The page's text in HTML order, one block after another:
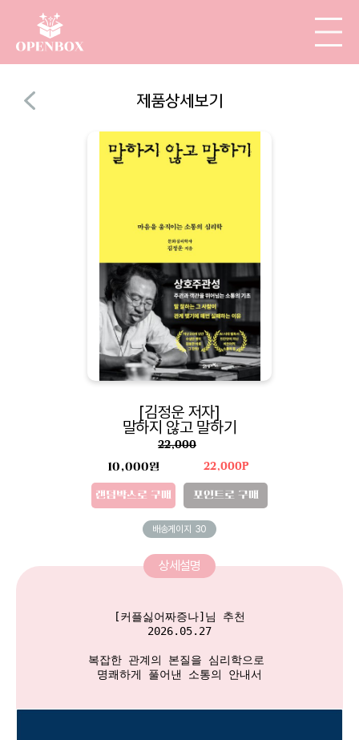
제품상세보기
[김정운 저자]
말하지 않고 말하기
22,000
10,000원
랜덤박스로 구매
22,000P
포인트로 구매
배송게이지 30
상세설명
[커플싫어짜증나]님 추천
2026.05.27
복잡한 관계의 본질을 심리학으로
명쾌하게 풀어낸 소통의 안내서